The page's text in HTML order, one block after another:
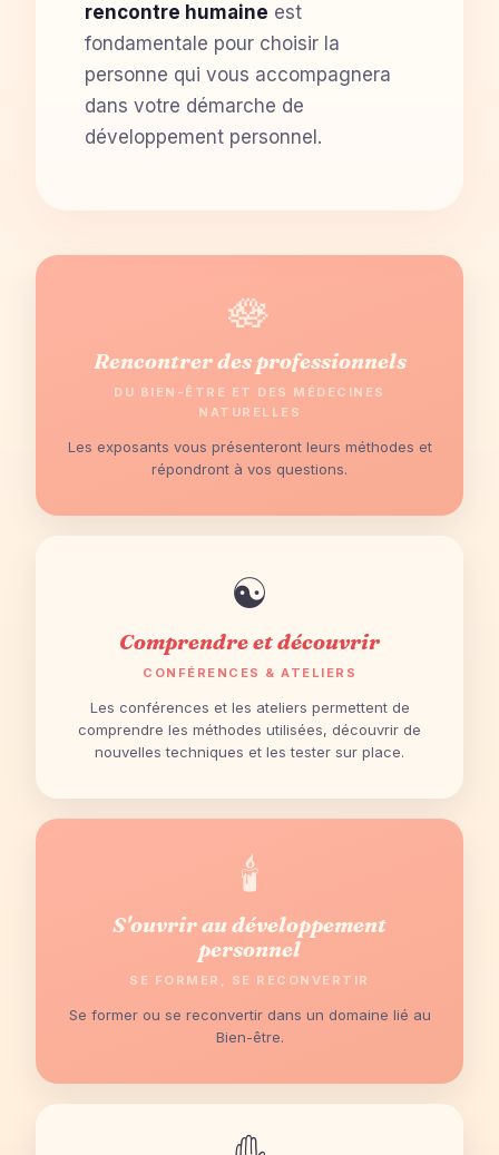
rencontre humaine est
fondamentale pour choisir la
personne qui vous accompagnera
dans votre démarche de
développement personnel.
🪷
Rencontrer des professionnels
DU BIEN-ÊTRE ET DES MÉDECINES
NATURELLES
Les exposants vous présenteront leurs méthodes et
répondront à vos questions.
☯
Comprendre et découvrir
CONFÉRENCES & ATELIERS
Les conférences et les ateliers permettent de
comprendre les méthodes utilisées, découvrir de
nouvelles techniques et les tester sur place.
🕯
S'ouvrir au développement
personnel
SE FORMER, SE RECONVERTIR
Se former ou se reconvertir dans un domaine lié au
Bien-être.